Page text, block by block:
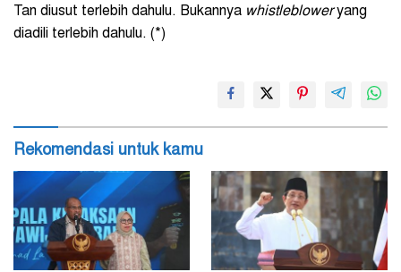
Tan diusut terlebih dahulu. Bukannya whistlebloweryang
diadili terlebih dahulu. (*)
Rekomendasi untuk kamu